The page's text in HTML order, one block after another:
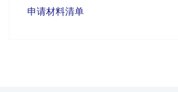
申请材料清单